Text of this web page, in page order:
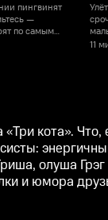
пингвинят
—
по самым
в
11
кота».
олуша
и юмора